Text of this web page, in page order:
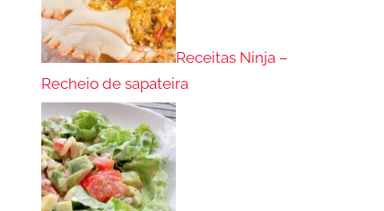
Receitas Ninja –
Recheio de sapateira